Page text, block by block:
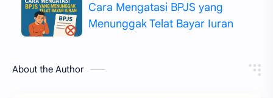
Cara Mengatasi BPJS yang
Menunggak Telat Bayar Iuran
About the Author